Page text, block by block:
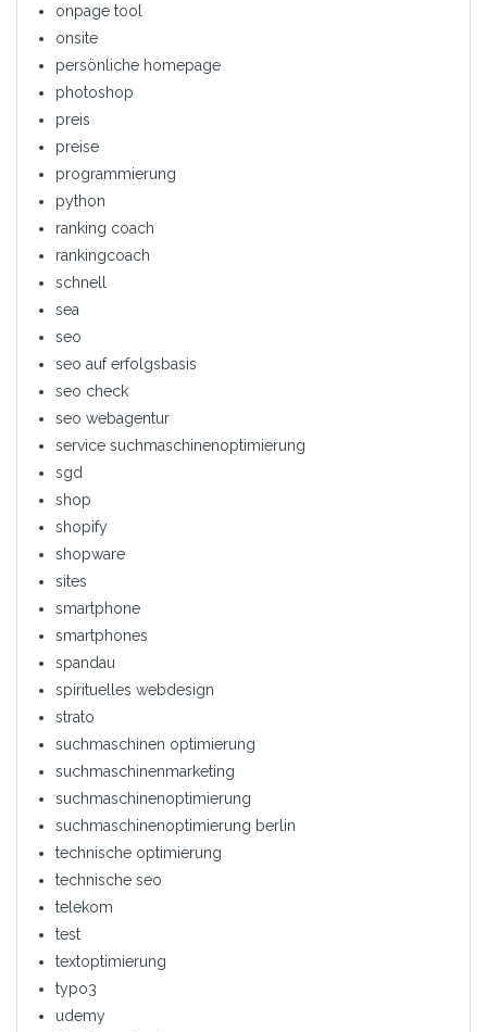
onpage tool
onsite
persönliche homepage
photoshop
preis
preise
programmierung
python
ranking coach
rankingcoach
schnell
sea
seo
seo auf erfolgsbasis
seo check
seo webagentur
service suchmaschinenoptimierung
sgd
shop
shopify
shopware
sites
smartphone
smartphones
spandau
spirituelles webdesign
strato
suchmaschinen optimierung
suchmaschinenmarketing
suchmaschinenoptimierung
suchmaschinenoptimierung berlin
technische optimierung
technische seo
telekom
test
textoptimierung
typo3
udemy